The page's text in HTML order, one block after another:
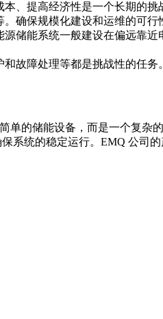
、提高经济性是一个长期的挑
确保规模化建设和运维的可行
储能系统一般建设在偏远靠
故障处理等都是挑战性的任务。
单的储能设备，而是一个复杂
系统的稳定运行。EMQ 公司